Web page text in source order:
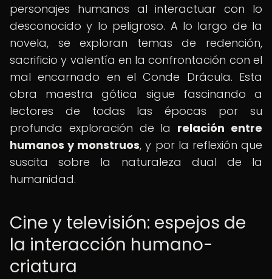
personajes humanos al interactuar con lo
desconocido y lo peligroso. A lo largo de la
novela, se exploran temas de redención,
sacrificio y valentía en la confrontación con el
mal encarnado en el Conde Drácula. Esta
obra maestra gótica sigue fascinando a
lectores de todas las épocas por su
profunda exploración de la relación entre
humanos y monstruos, y por la reflexión que
suscita sobre la naturaleza dual de la
humanidad.
Cine y televisión: espejos de
la interacción humano-
criatura